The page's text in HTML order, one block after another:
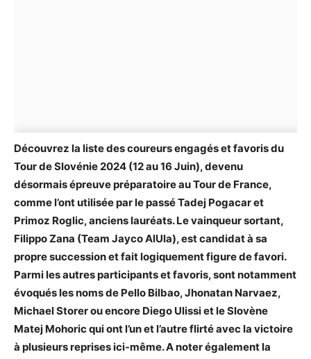
Découvrez la liste des coureurs engagés et favoris du
Tour de Slovénie 2024 (12 au 16 Juin), devenu
désormais épreuve préparatoire au Tour de France,
comme l’ont utilisée par le passé Tadej Pogacar et
Primoz Roglic, anciens lauréats. Le vainqueur sortant,
Filippo Zana (Team Jayco AlUla), est candidat à sa
propre succession et fait logiquement figure de favori.
Parmi les autres participants et favoris, sont notamment
évoqués les noms de Pello Bilbao, Jhonatan Narvaez,
Michael Storer ou encore Diego Ulissi et le Slovène
Matej Mohoric qui ont l’un et l’autre flirté avec la victoire
à plusieurs reprises ici-même. A noter également la